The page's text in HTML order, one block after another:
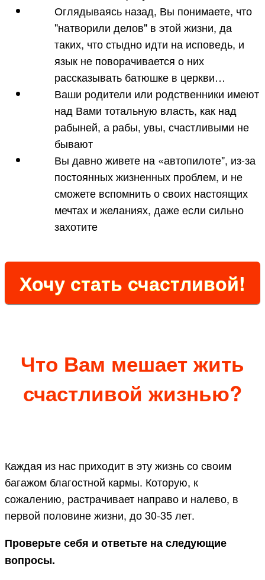
Оглядываясь назад, Вы понимаете, что
"натворили делов" в этой жизни, да
таких, что стыдно идти на исповедь, и
язык не поворачивается о них
рассказывать батюшке в церкви…
Ваши родители или родственники имеют
над Вами тотальную власть, как над
рабыней, а рабы, увы, счастливыми не
бывают
Вы давно живете на «автопилоте", из-за
постоянных жизненных проблем, и не
сможете вспомнить о своих настоящих
мечтах и желаниях, даже если сильно
захотите
Хочу стать счастливой!
Что Вам мешает жить
счастливой жизнью?
Каждая из нас приходит в эту жизнь со своим
багажом благостной кармы. Которую, к
сожалению, растрачивает направо и налево, в
первой половине жизни, до 30-35 лет.
Проверьте себя и ответьте на следующие
вопросы.